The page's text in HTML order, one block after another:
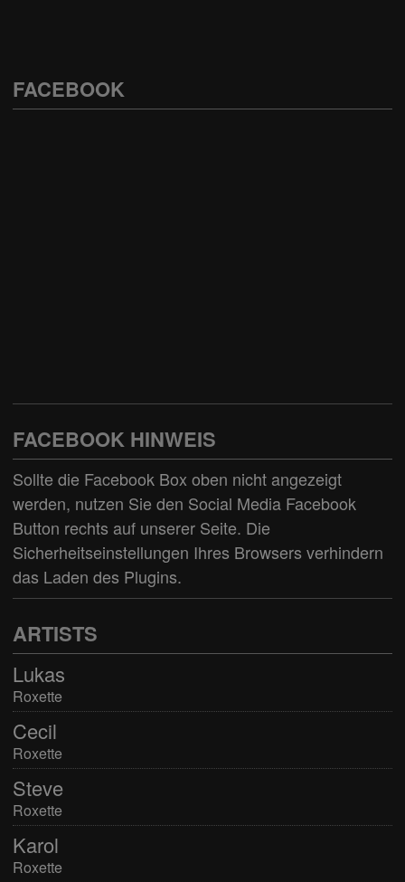
FACEBOOK
FACEBOOK HINWEIS
Sollte die Facebook Box oben nicht angezeigt
werden, nutzen Sie den Social Media Facebook
Button rechts auf unserer Seite. Die
Sicherheitseinstellungen Ihres Browsers verhindern
das Laden des Plugins.
ARTISTS
Lukas
Roxette
Cecil
Roxette
Steve
Roxette
Karol
Roxette